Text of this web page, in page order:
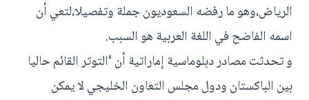
الرياض،وهو ما رفضه السعوديون جملة وتفصيلا،لتعي أن
اسمه الفاضح في اللغة العربية هو السبب.
و تحدثت مصادر دبلوماسية إماراتية أن ‘التوتر القائم حاليا
بين الباكستان ودول مجلس التعاون الخليجي لا يمكن